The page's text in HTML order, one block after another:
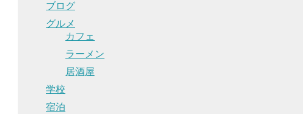
ブログ
グルメ
カフェ
ラーメン
居酒屋
学校
宿泊